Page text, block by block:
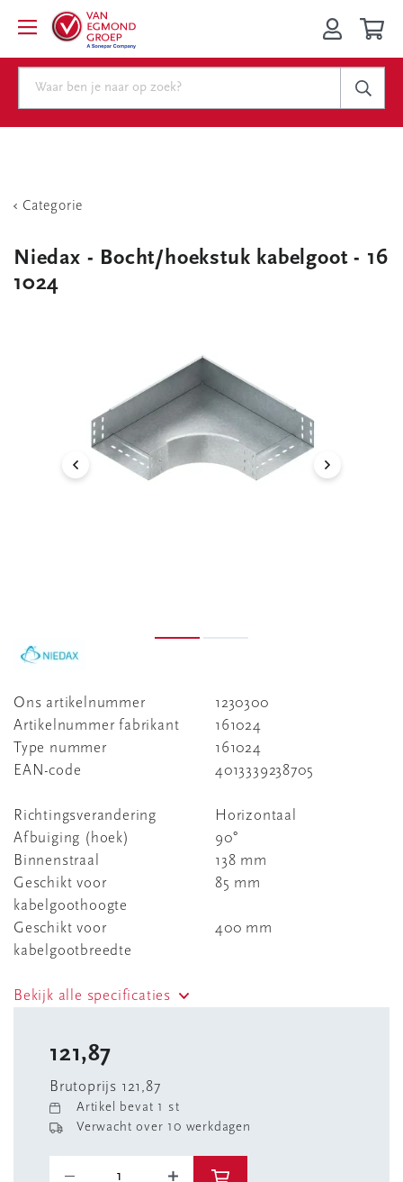
Categorie
Niedax - Bocht/hoekstuk kabelgoot - 16
1024
Ons artikelnummer
1230300
Artikelnummer fabrikant
161024
Type nummer
161024
EAN-code
4013339238705
Richtingsverandering
Horizontaal
Afbuiging (hoek)
90°
Binnenstraal
138 mm
Geschikt voor
kabelgoothoogte
85 mm
Geschikt voor
kabelgootbreedte
400 mm
Bekijk alle specificaties
121,87
Brutoprijs 121,87
Artikel bevat 1 st
Verwacht over 10 werkdagen